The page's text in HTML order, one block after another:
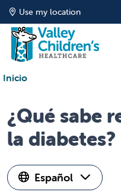
Use my location
Inicio
¿Qué sabe
la diabetes?
Español